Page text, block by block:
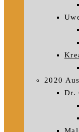
2020
Dr.